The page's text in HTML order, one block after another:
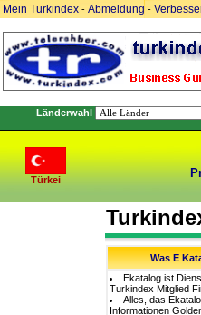
Mein Turkindex - Abmeldung -
Länderwahl
Türkei
Was E
Ekatalog ist
Turkindex Mitglied
Alles, das
Informationen